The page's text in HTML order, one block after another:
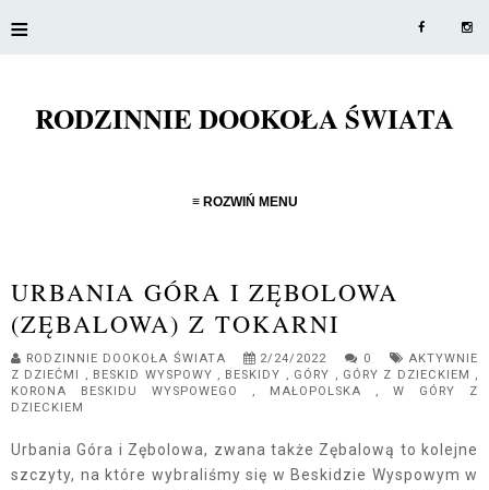
≡
RODZINNIE DOOKOŁA ŚWIATA
≡ ROZWIŃ MENU
URBANIA GÓRA I ZĘBOLOWA
(ZĘBALOWA) Z TOKARNI
RODZINNIE DOOKOŁA ŚWIATA 2/24/2022 0
AKTYWNIE
Z DZIEĆMI , BESKID WYSPOWY , BESKIDY , GÓRY , GÓRY Z DZIECKIEM ,
KORONA BESKIDU WYSPOWEGO , MAŁOPOLSKA , W GÓRY Z
DZIECKIEM
Urbania Góra i Zębolowa, zwana także Zębalową to kolejne
szczyty, na które wybraliśmy się w Beskidzie Wyspowym w